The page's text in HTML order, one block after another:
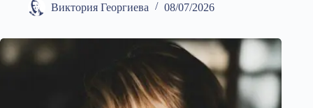
Виктория Георгиева 08/07/2026